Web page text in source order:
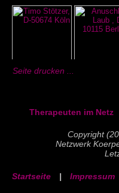
Seite drucken ...
Therapeuten im Netz
Copyright
Netzwerk
Startseite | Impressum